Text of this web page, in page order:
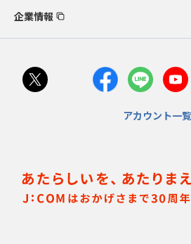
企業情報
アカウント一覧